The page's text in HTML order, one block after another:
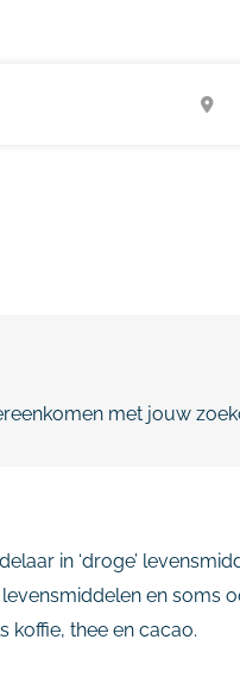
met jouw
in ‘droge’
en soms
koffie, thee en cacao.